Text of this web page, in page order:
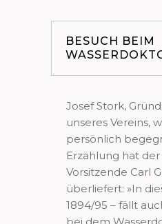
BESUCH BEIM
Josef Stork,
unseres Vereins,
persönlich
Erzählung hat
Vorsitzende Carl
überliefert: »In
1894/95 – fällt
bei dem